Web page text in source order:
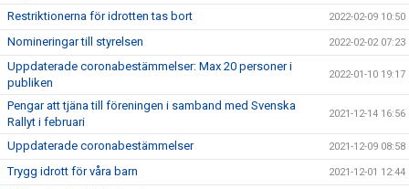
Restriktionerna för idrotten tas bort 2022-02-09 10:50
Nomineringar till styrelsen 2022-02-02 07:23
Uppdaterade coronabestämmelser: Max 20 personer i
publiken
2022-01-10 19:17
Pengar att tjäna till föreningen i samband med Svenska
Rallyt i februari
2021-12-14 16:56
Uppdaterade coronabestämmelser 2021-12-09 08:58
Trygg idrott för våra barn 2021-12-01 12:44